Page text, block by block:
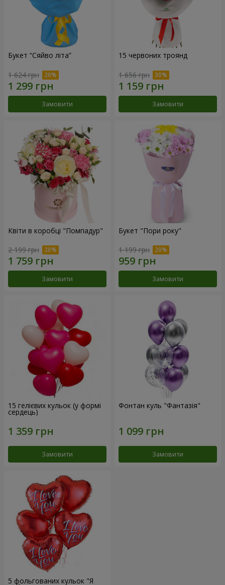
Букет “Сяйво літа”
1 624 грн
Замовити
15 червоних троянд
1 656 грн
Замовити
Квіти в коробці "Помпадур"
2 199 грн
Замовити
Букет "Пори року"
1 199 грн
Замовити
15 гелієвих кульок (у формі
сердець)
Замовити
Фонтан куль "Фантазія"
Замовити
5 фольгованих кульок "Я